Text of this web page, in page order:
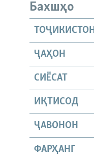
Бахшҳо
ТОҶИКИСТОН
ҶАҲОН
СИЁСАТ
ИҚТИСОД
ҶАВОНОН
ФАРҲАНГ